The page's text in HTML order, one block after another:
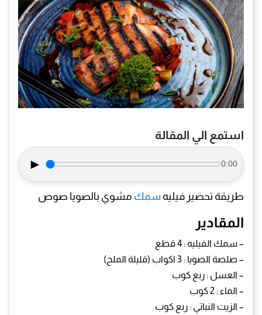
استمع الي المقالة
► 0:00
طريقة تحضير فيليه سمك مشوي بالصويا صوص
المقادير
– سمك الفيليه : 4 قطع
– صلصة الصويا : 3 اكواب (قليلة الملح)
– العسل : ربع كوب
– الماء : 2 كوب
– الزيت النباتي : ربع كوب